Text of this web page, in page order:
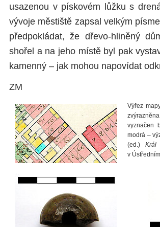
usazenou v pískovém lůžku s
vývoje městiště zapsal velkým
předpokládat, že dřevo-hliněný
shořel a na jeho místě byl pak
kamenný – jak mohou napovídat
ZM
Výřez
vyznačen
modrá –
(ed.)Král
v